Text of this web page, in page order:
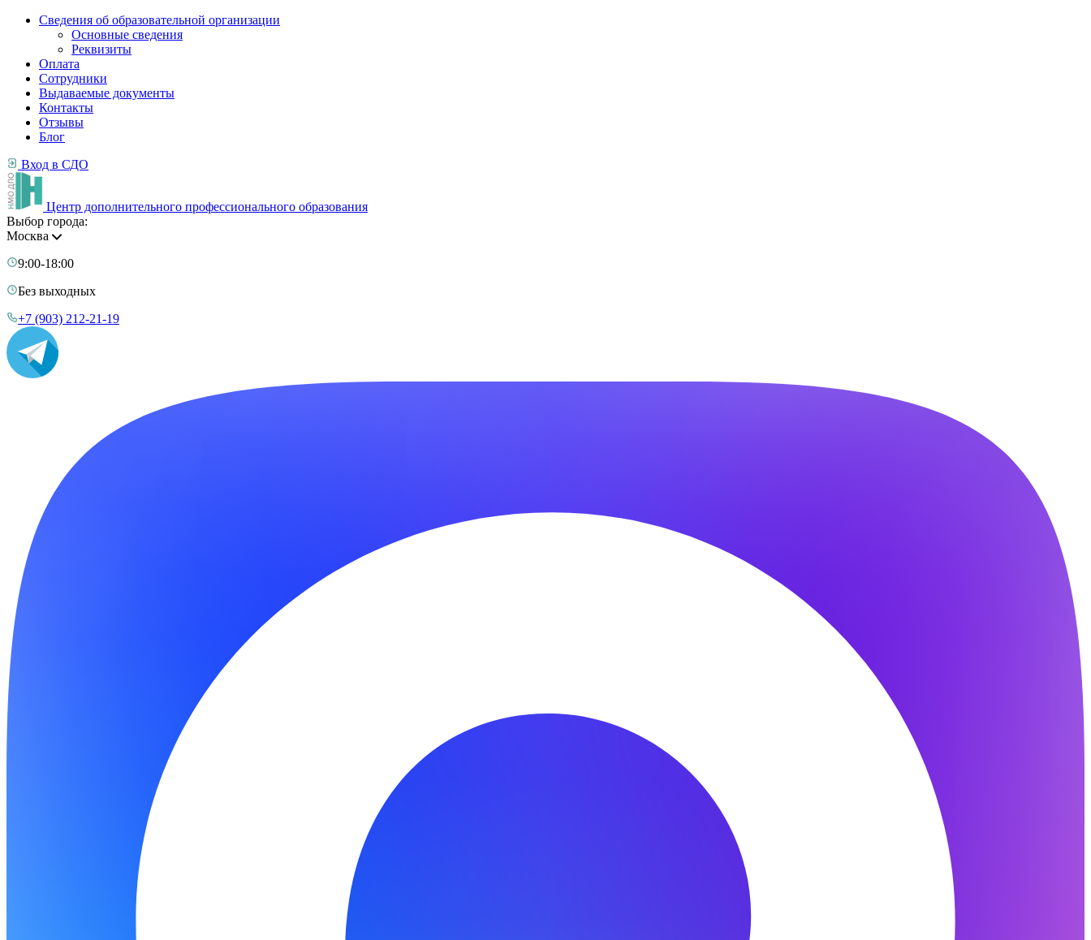
Сведения об образовательной организации
Основные сведения
Реквизиты
Оплата
Сотрудники
Выдаваемые документы
Контакты
Отзывы
Блог
Вход в СДО
Центр дополнительного профессионального образования
Выбор города:
Москва
9:00-18:00
Без выходных
+7 (903) 212-21-19